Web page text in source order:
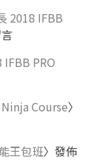
2018 IFBB
IFBB PRO
Course〉
王包班〉發佈